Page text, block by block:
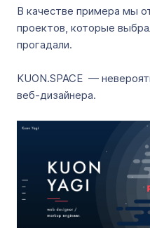
В качестве примера мы
проектов, которые
прогадали.
KUON.SPACE —
веб-дизайнера.